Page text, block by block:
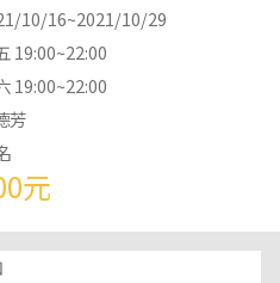
10/16~2021/10/29
19:00~22:00
19:00~22:00
芳
元